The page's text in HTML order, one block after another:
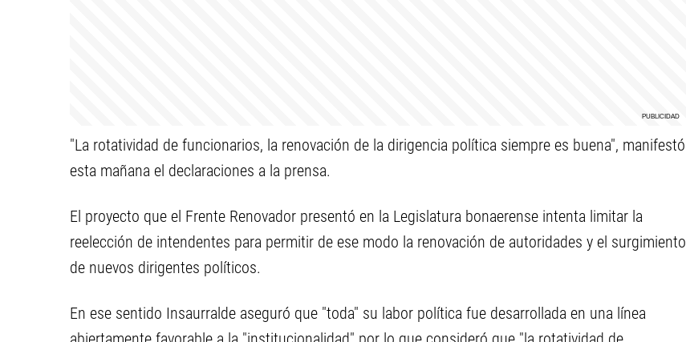
"La rotatividad de funcionarios, la renovación de la dirigencia política siempre es buena", manifestó
esta mañana el declaraciones a la prensa.
El proyecto que el Frente Renovador presentó en la Legislatura bonaerense intenta limitar la
reelección de intendentes para permitir de ese modo la renovación de autoridades y el surgimiento
de nuevos dirigentes políticos.
En ese sentido Insaurralde aseguró que "toda" su labor política fue desarrollada en una línea